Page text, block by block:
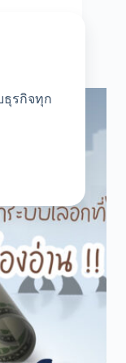
ธุรกิจทุก
ยากรู้